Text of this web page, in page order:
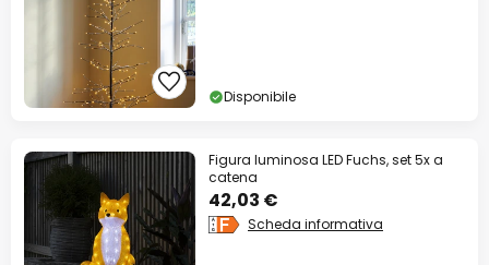
Disponibile
Figura luminosa LED Fuchs, set 5x a
catena
42,03 €
Scheda informativa